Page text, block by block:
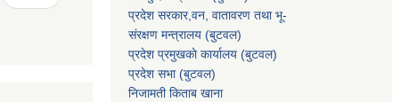
प्रदेश सरकार,वन, वातावरण तथा भू-
संरक्षण मन्त्रालय (बुटवल)
प्रदेश प्रमुखकाे कार्यालय (बुटवल)
प्रदेश सभा (बुटवल)
निजामती किताब खाना